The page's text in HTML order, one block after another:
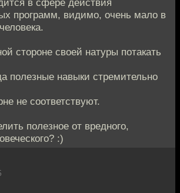
программ, видимо, очень мало в
стороне своей натуры потакать
полезные навыки стремительно
не соответствуют.
полезное от вредного,
:)